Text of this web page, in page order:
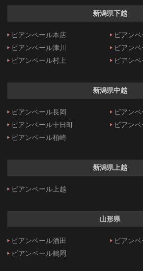
新潟県下越
ビアンベール本店
ビアン
ビアンベール津川
ビアン
ビアンベール村上
ビアン
新潟県中越
ビアンベール長岡
ビアン
ビアンベール十日町
ビアン
ビアンベール柏崎
新潟県上越
ビアンベール上越
山形県
ビアンベール酒田
ビアン
ビアンベール鶴岡